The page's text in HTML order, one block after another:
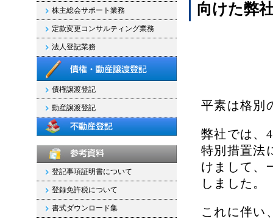
株主総会サポート業務
定款変更コンサルティング業務
法人登記業務
債権譲渡登記
動産譲渡登記
登記事項証明書について
登録免許税について
書式ダウンロード集
向けた弊
平素は格別
弊社では、
特別措置法
けまして、
しました。
これに伴い